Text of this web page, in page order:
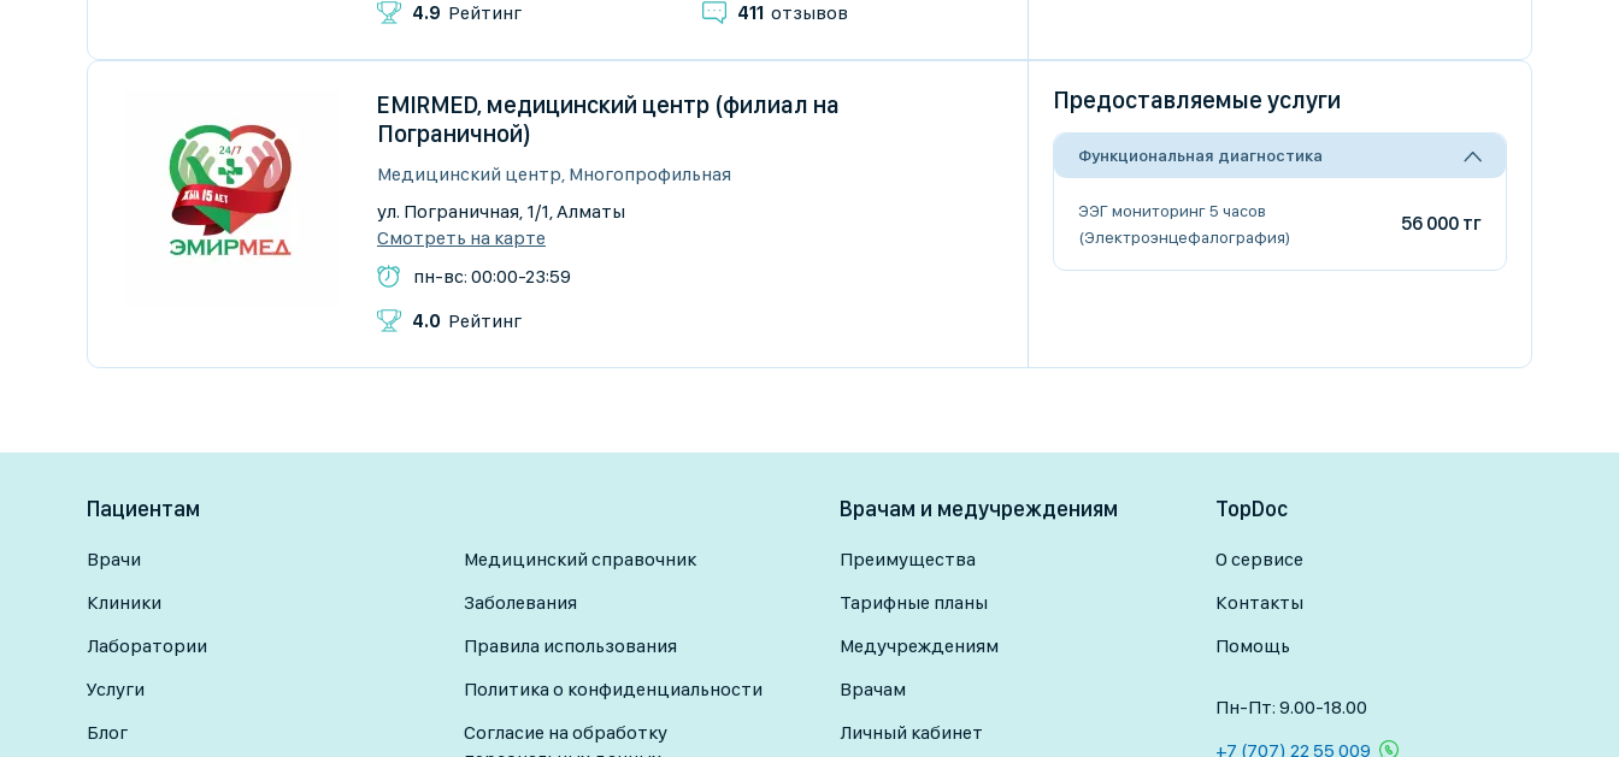
4.9 Рейтинг 411 отзывов
EMIRMED, медицинский центр (филиал на
Пограничной)
Медицинский центр, Многопрофильная
ул. Пограничная, 1/1, Алматы
Смотреть на карте
пн-вс: 00:00-23:59
4.0 Рейтинг
Предоставляемые услуги
Функциональная диагностика
ЭЭГ мониторинг 5 часов
(Электроэнцефалография)
56 000 тг
Пациентам
Врачи
Клиники
Лаборатории
Услуги
Блог
Медицинский справочник
Заболевания
Правила использования
Политика о конфиденциальности
Согласие на обработку
Врачам и медучреждениям
Преимущества
Тарифные планы
Медучреждениям
Врачам
Личный кабинет
TopDoc
О сервисе
Контакты
Помощь
Пн-Пт: 9.00-18.00
+7 (707) 22 55 009